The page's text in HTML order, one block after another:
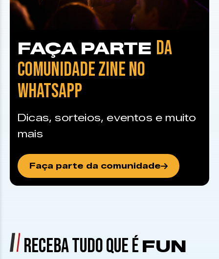
FAÇA PARTE DA
COMUNIDADE ZINE NO
WHATSAPP
Dicas, sorteios, eventos e muito
mais
Faça parte da comunidade
RECEBA TUDO QUE É FUN